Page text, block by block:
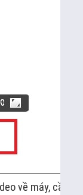
về máy, cần